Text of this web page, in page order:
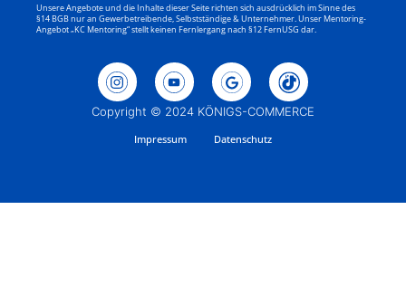
Unsere Angebote und die Inhalte dieser Seite richten sich ausdrücklich im Sinne des
§14 BGB nur an Gewerbetreibende, Selbstständige & Unternehmer. Unser Mentoring-
Angebot „KC Mentoring“ stellt keinen Fernlergang nach §12 FernUSG dar.
Copyright © 2024 KÖNIGS-COMMERCE
Impressum Datenschutz